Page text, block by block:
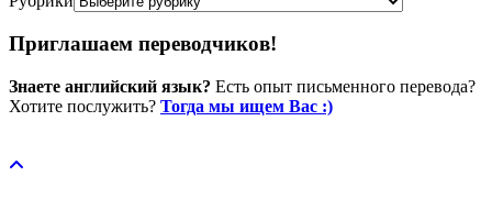
Приглашаем переводчиков!
Знаете английский язык? Есть опыт письменного перевода?
Хотите послужить? Тогда мы ищем Вас :)